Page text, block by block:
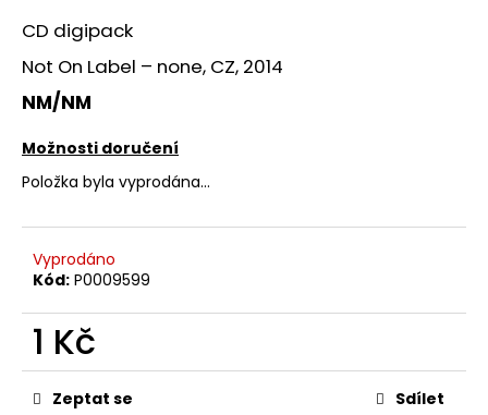
CD digipack
Not On Label – none, CZ, 2014
NM/NM
Možnosti doručení
Položka byla vyprodána…
Vyprodáno
Kód: P0009599
1 Kč
Měrná
cena:Zeptat se Sdílet
o
p
r
č
u
e
m
e
PINK
FLOYD
–
THE